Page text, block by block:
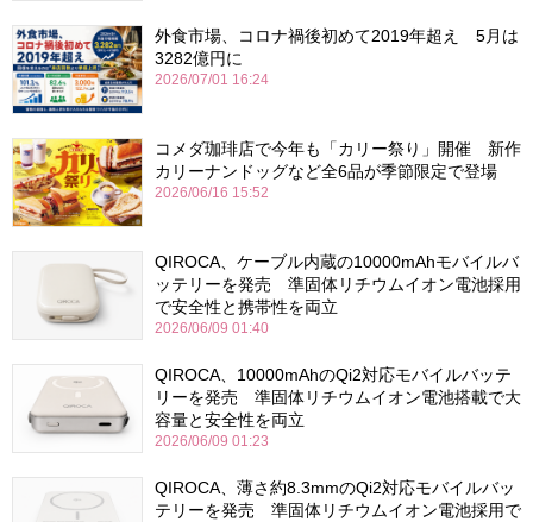
外食市場、コロナ禍後初めて2019年超え 5月は
3282億円に
2026/07/01 16:24
コメダ珈琲店で今年も「カリー祭り」開催 新作
カリーナンドッグなど全6品が季節限定で登場
2026/06/16 15:52
QIROCA、ケーブル内蔵の10000mAhモバイルバ
ッテリーを発売 準固体リチウムイオン電池採用
で安全性と携帯性を両立
2026/06/09 01:40
QIROCA、10000mAhのQi2対応モバイルバッテ
リーを発売 準固体リチウムイオン電池搭載で大
容量と安全性を両立
2026/06/09 01:23
QIROCA、薄さ約8.3mmのQi2対応モバイルバッ
テリーを発売 準固体リチウムイオン電池採用で